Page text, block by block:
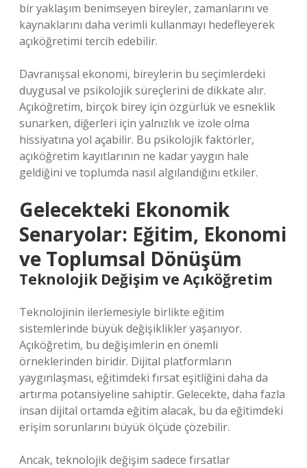
bir yaklaşım benimseyen bireyler, zamanlarını ve
kaynaklarını daha verimli kullanmayı hedefleyerek
açıköğretimi tercih edebilir.
Davranışsal ekonomi, bireylerin bu seçimlerdeki
duygusal ve psikolojik süreçlerini de dikkate alır.
Açıköğretim, birçok birey için özgürlük ve esneklik
sunarken, diğerleri için yalnızlık ve izole olma
hissiyatına yol açabilir. Bu psikolojik faktörler,
açıköğretim kayıtlarının ne kadar yaygın hale
geldiğini ve toplumda nasıl algılandığını etkiler.
Gelecekteki Ekonomik
Senaryolar: Eğitim, Ekonomi
ve Toplumsal Dönüşüm
Teknolojik Değişim ve Açıköğretim
Teknolojinin ilerlemesiyle birlikte eğitim
sistemlerinde büyük değişiklikler yaşanıyor.
Açıköğretim, bu değişimlerin en önemli
örneklerinden biridir. Dijital platformların
yaygınlaşması, eğitimdeki fırsat eşitliğini daha da
artırma potansiyeline sahiptir. Gelecekte, daha fazla
insan dijital ortamda eğitim alacak, bu da eğitimdeki
erişim sorunlarını büyük ölçüde çözebilir.
Ancak, teknolojik değişim sadece fırsatlar